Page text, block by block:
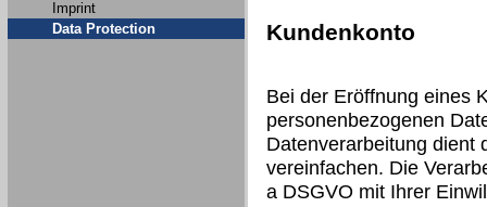
Imprint
Data Protection
Kundenkonto
Bei der Eröffnung eines
personenbezogenen
Datenverarbeitung dient
vereinfachen. Die
a DSGVO mit Ihrer